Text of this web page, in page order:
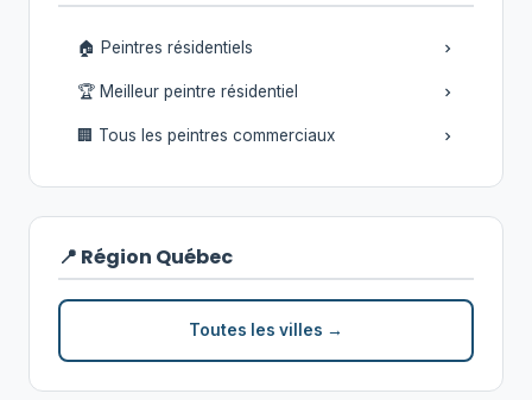
🏠 Peintres résidentiels
🏆 Meilleur peintre résidentiel
🏢 Tous les peintres commerciaux
📍 Région Québec
Toutes les villes →